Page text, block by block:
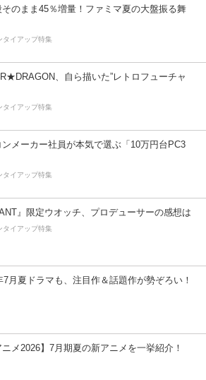
そのまま45％増量！ファミマ夏の大盤振る舞
タイアップ特集
、自ら描いた”レトロフューチャ
タイアップ特集
メーカー社員が本気で選ぶ「10万円台PC3
タイアップ特集
』限定ウオッチ、プロデューサーの感想は
タイアップ特集
7月夏ドラマも、注目作＆話題作が勢ぞろい！
ニメ2026】7月期夏の新アニメを一挙紹介！